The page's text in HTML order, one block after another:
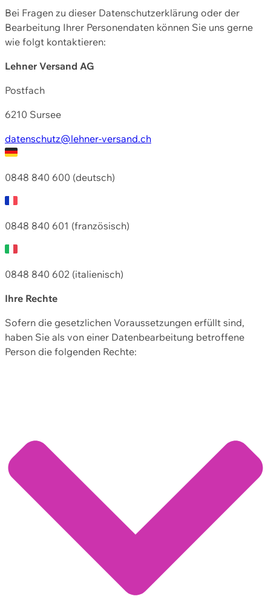
Bei Fragen zu dieser Datenschutzerklärung oder der
Bearbeitung Ihrer Personendaten können Sie uns gerne
wie folgt kontaktieren:
Lehner Versand AG
Postfach
6210 Sursee
datenschutz@lehner-versand.ch
0848 840 600 (deutsch)
0848 840 601 (französisch)
0848 840 602 (italienisch)
Ihre Rechte
Sofern die gesetzlichen Voraussetzungen erfüllt sind,
haben Sie als von einer Datenbearbeitung betroffene
Person die folgenden Rechte: